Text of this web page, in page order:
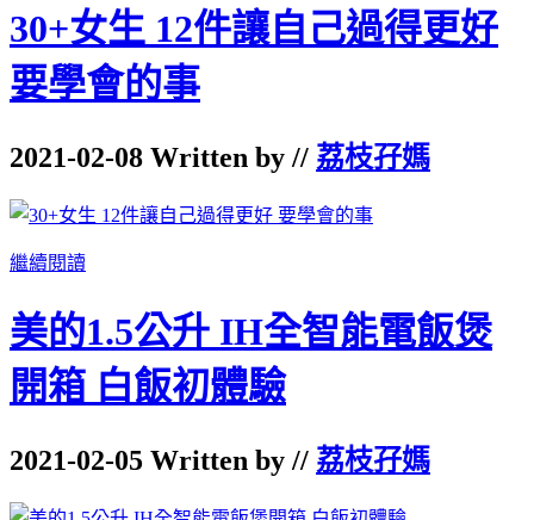
30+女生 12件讓自己過得更好
要學會的事
2021-02-08 Written by // 荔枝孖媽
繼續閱讀
美的1.5公升 IH全智能電飯煲
開箱 白飯初體驗
2021-02-05 Written by // 荔枝孖媽